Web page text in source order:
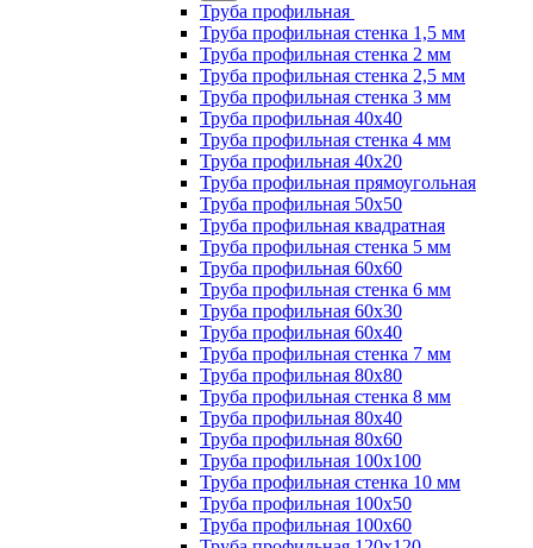
Труба профильная
Труба профильная стенка 1,5 мм
Труба профильная стенка 2 мм
Труба профильная стенка 2,5 мм
Труба профильная стенка 3 мм
Труба профильная 40х40
Труба профильная стенка 4 мм
Труба профильная 40х20
Труба профильная прямоугольная
Труба профильная 50х50
Труба профильная квадратная
Труба профильная стенка 5 мм
Труба профильная 60х60
Труба профильная стенка 6 мм
Труба профильная 60х30
Труба профильная 60х40
Труба профильная стенка 7 мм
Труба профильная 80х80
Труба профильная стенка 8 мм
Труба профильная 80х40
Труба профильная 80х60
Труба профильная 100х100
Труба профильная стенка 10 мм
Труба профильная 100х50
Труба профильная 100х60